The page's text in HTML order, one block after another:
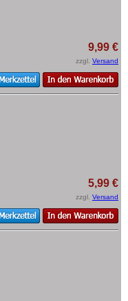
9,99 €
zzgl. Versand
5,99 €
zzgl. Versand